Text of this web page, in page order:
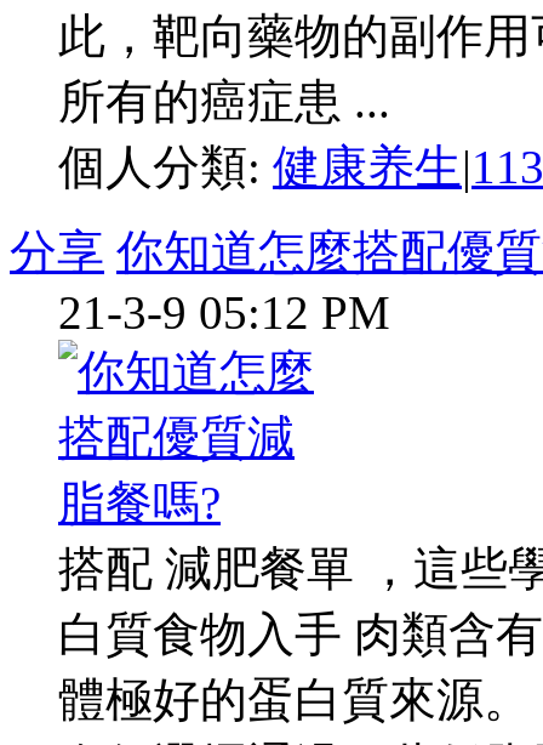
此，靶向藥物的副作
所有的癌症患 ...
個人分類: 健康养生|
分享 你知道怎麼搭配優
21-3-9 05:12 PM
搭配 減肥餐單 ，這些
白質食物入手 肉類含
體極好的蛋白質來源